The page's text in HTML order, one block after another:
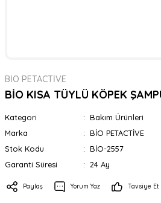
BİO PETACTİVE
BİO KISA TÜYLÜ KÖPEK
Kategori
Bakım Ürünleri
Marka
BİO PETACTİVE
Stok Kodu
BİO-2557
Garanti Süresi
24 Ay
Paylaş Yorum Yaz Tavsiye Et